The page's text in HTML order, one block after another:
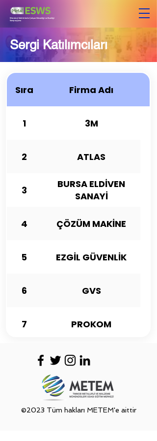
Metalurji Sektöründe Çalışan Güvenliği ve Esenliği
Sempozyumu
Sergi Katılımcıları
Sıra Firma Adı
1 3M
2 ATLAS
3
BURSA ELDİVEN
SANAYİ
4 ÇÖZÜM MAKİNE
5 EZGİL GÜVENLİK
6 GVS
7 PROKOM
ERKOS
©2023 Tüm hakları METEM'e aittir